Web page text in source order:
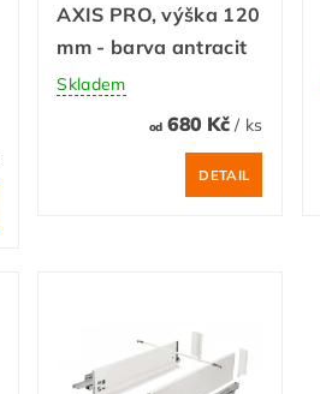
AXIS PRO, výška 120
mm - barva antracit
Skladem
od680 Kč / ks
DETAIL